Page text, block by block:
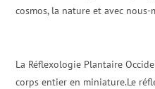
cosmos, la nature et avec nous-
La Réflexologie Plantaire
corps entier en miniature.Le